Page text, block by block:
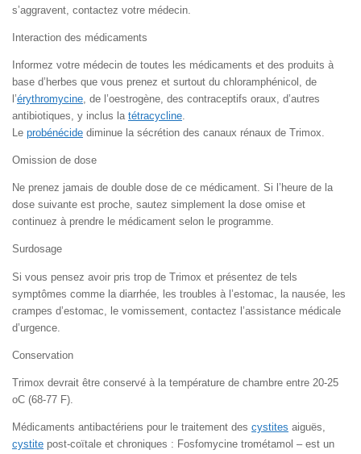
s’aggravent, contactez votre médecin.
Interaction des médicaments
Informez votre médecin de toutes les médicaments et des produits à
base d’herbes que vous prenez et surtout du chloramphénicol, de
l’érythromycine , de l’oestrogène, des contraceptifs oraux, d’autres
antibiotiques, y inclus la tétracycline
Le probénécide diminue la sécrétion des canaux rénaux de Trimox.
Omission de dose
Ne prenez jamais de double dose de ce médicament. Si l’heure de la
dose suivante est proche, sautez simplement la dose omise et
continuez à prendre le médicament selon le programme.
Surdosage
Si vous pensez avoir pris trop de Trimox et présentez de tels
symptômes comme la diarrhée, les troubles à l’estomac, la nausée, les
crampes d’estomac, le vomissement, contactez l’assistance médicale
d’urgence.
Conservation
Trimox devrait être conservé à la température de chambre entre 20-25
oC (68-77 F).
Médicaments antibactériens pour le traitement des cystites aiguës,
cystite post-coïtale et chroniques : Fosfomycine trométamol – est un